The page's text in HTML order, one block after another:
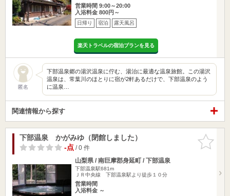
営業時間 9:00～20:00
入浴料金 800円～
日帰り 宿泊 露天風呂
楽天トラベルの宿泊プランを見る
匿名
下部温泉郷の湯沢温泉に佇む、湯治に最適な温泉旅館。この湯沢
温泉は、常葉川のほとりに宿が2軒あるだけで、下部温泉のよう
に温泉…
関連情報から探す
お気に入
りに追加
下部温泉 かがみゆ（閉館しました）
-点/ 0 件
山梨県 / 南巨摩郡身延町 / 下部温泉
下部温泉駅681m
ＪＲ中央線 下部温泉駅より徒歩１０分
営業時間
入浴料金 ～